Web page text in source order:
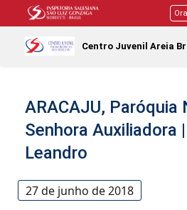
Centro Juvenil Areia
ARACAJU, Paróquia
Senhora Auxiliadora
Leandro
27 de junho de 2018